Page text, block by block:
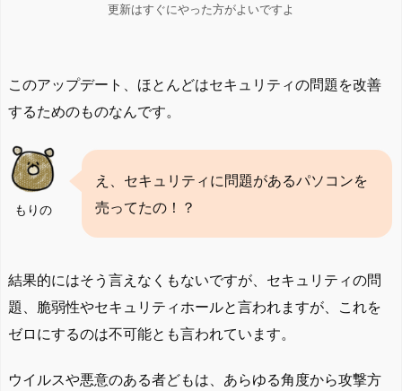
更新はすぐにやった方がよいですよ
このアップデート、ほとんどはセキュリティの問題を改善
するためのものなんです。
もりの
え、セキュリティに問題があるパソコンを
売ってたの！？
結果的にはそう言えなくもないですが、セキュリティの問
題、脆弱性やセキュリティホールと言われますが、これを
ゼロにするのは不可能とも言われています。
ウイルスや悪意のある者どもは、あらゆる角度から攻撃方